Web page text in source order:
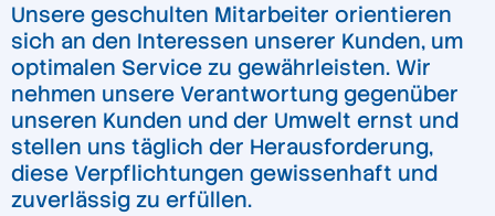
Unsere geschulten Mitarbeiter orientieren
sich an den Interessen unserer Kunden, um
optimalen Service zu gewährleisten. Wir
nehmen unsere Verantwortung gegenüber
unseren Kunden und der Umwelt ernst und
stellen uns täglich der Herausforderung,
diese Verpflichtungen gewissenhaft und
zuverlässig zu erfüllen.